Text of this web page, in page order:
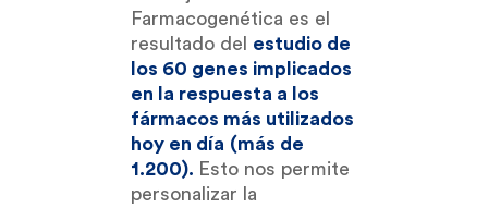
Farmacogenética es el
resultado del estudio de
los 60 genes implicados
en la respuesta a los
fármacos más utilizados
hoy en día (más de
1.200). Esto nos permite
personalizar la